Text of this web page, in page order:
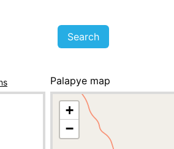
Palapye map
Botswana, cities list
+
−